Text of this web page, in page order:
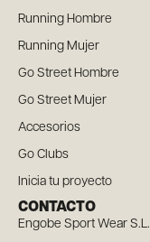
Running Hombre
Running Mujer
Go Street Hombre
Go Street Mujer
Accesorios
Go Clubs
Inicia tu proyecto
CONTACTO
Engobe Sport Wear S.L.